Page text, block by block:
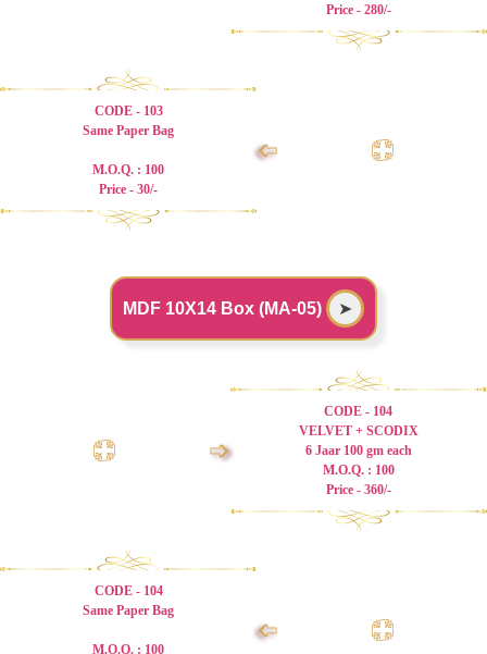
Price - 280/-
CODE - 103
Same Paper Bag
M.O.Q. : 100
Price - 30/-
➩
MDF 10X14 Box (MA-05) ➤
➩
CODE - 104
VELVET + SCODIX
6 Jaar 100 gm each
M.O.Q. : 100
Price - 360/-
CODE - 104
Same Paper Bag
M.O.Q. : 100
➩